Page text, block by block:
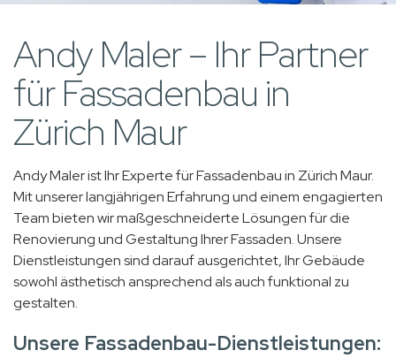
Andy Maler – Ihr Partner
für Fassadenbau in
Zürich Maur
Andy Maler ist Ihr Experte für Fassadenbau in Zürich Maur.
Mit unserer langjährigen Erfahrung und einem engagierten
Team bieten wir maßgeschneiderte Lösungen für die
Renovierung und Gestaltung Ihrer Fassaden. Unsere
Dienstleistungen sind darauf ausgerichtet, Ihr Gebäude
sowohl ästhetisch ansprechend als auch funktional zu
gestalten.
Unsere Fassadenbau-Dienstleistungen: